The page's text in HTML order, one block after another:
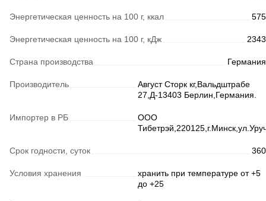
Энергетическая ценность на 100 г, ккал 575
Энергетическая ценность на 100 г, кДж 2343
Страна производства Германия
Производитель
Август Сторк кг,Вальдштрабе
27,Д-13403 Берлин,Германия.
Импортер в РБ
ООО
Срок годности, суток 360
Условия хранения
хранить при температуре от +5
до +25